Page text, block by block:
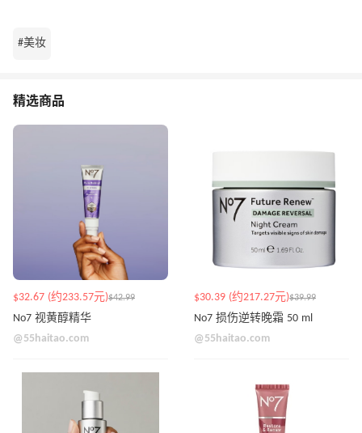
#美妆
精选商品
$32.67 (约233.57元)$42.99
No7 视黄醇精华
@55haitao.com
$30.39 (约217.27元)$39.99
No7 损伤逆转晚霜 50 ml
@55haitao.com